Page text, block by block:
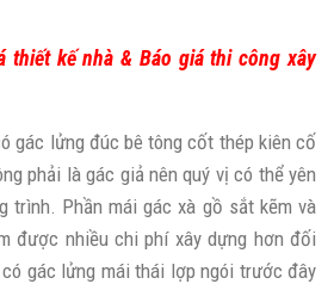
thiết kế nhà & Báo giá thi công xây
gác lửng đúc bê tông cốt thép kiên cố
phải là gác giả nên quý vị có thể yên
trình. Phần mái gác xà gồ sắt kẽm và
được nhiều chi phí xây dựng hơn đối
gác lửng mái thái lợp ngói trước đây